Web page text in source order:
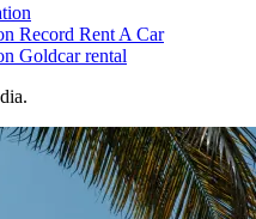
Record Rent A Car
Goldcar rental